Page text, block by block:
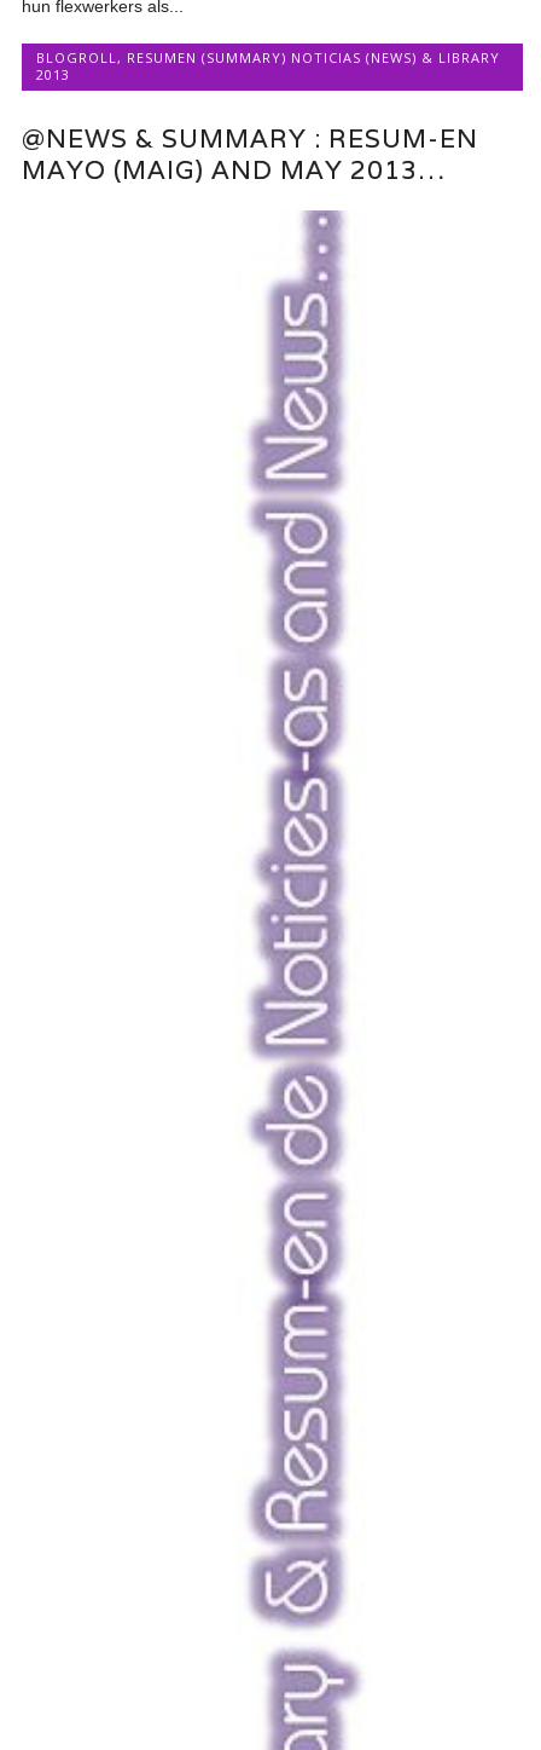
hun flexwerkers als...
BLOGROLL, RESUMEN (SUMMARY) NOTICIAS (NEWS) & LIBRARY
2013
@NEWS & SUMMARY : RESUM-EN
MAYO (MAIG) AND MAY 2013…